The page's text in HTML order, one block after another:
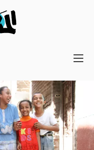
Main
Secondary
Navigation